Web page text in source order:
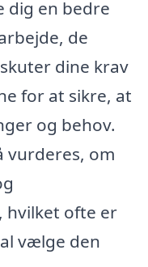
dig en bedre
de
dine krav
for at sikre, at
og behov.
vurderes, om
hvilket ofte er
vælge den